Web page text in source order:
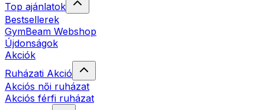
Top ajánlatok
Bestsellerek
GymBeam Webshop
Újdonságok
Akciók
Ruházati Akció
Akciós női ruházat
Akciós férfi ruházat